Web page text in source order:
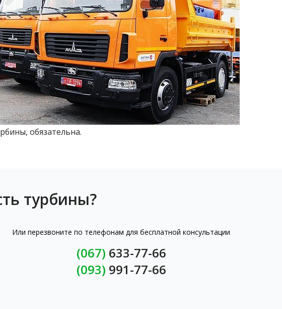
обязательна.
турбины?
Или перезвоните по телефонам для бесплатной консультации
(067) 633-77-66
(093) 991-77-66